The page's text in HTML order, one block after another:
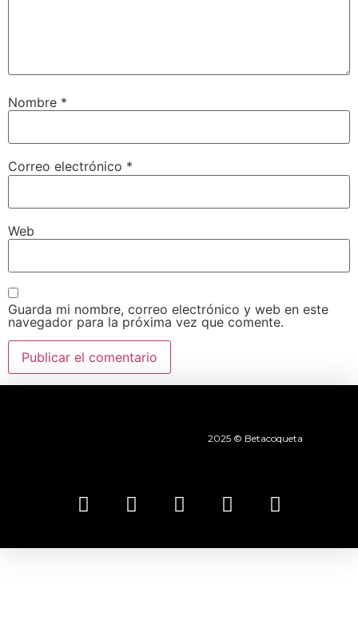
Nombre *
Correo electrónico *
Web
Guarda mi nombre, correo electrónico y web en este
navegador para la próxima vez que comente.
2025 © Betacoqueta